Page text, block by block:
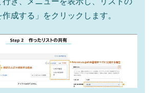
作成する」をクリックします。